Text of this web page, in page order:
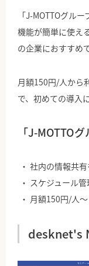
「J-MOTTOグル
機能が簡単に使え
の企業におすすめで
月額150円/人から
で、初めての導入
「J-MOTTO
社内の情報共
スケジュール
月額150円/人
desknet's